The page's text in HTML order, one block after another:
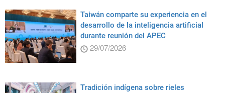
Taiwán comparte su experiencia en el
desarrollo de la inteligencia artificial
durante reunión del APEC
29/07/2026
Tradición indígena sobre rieles